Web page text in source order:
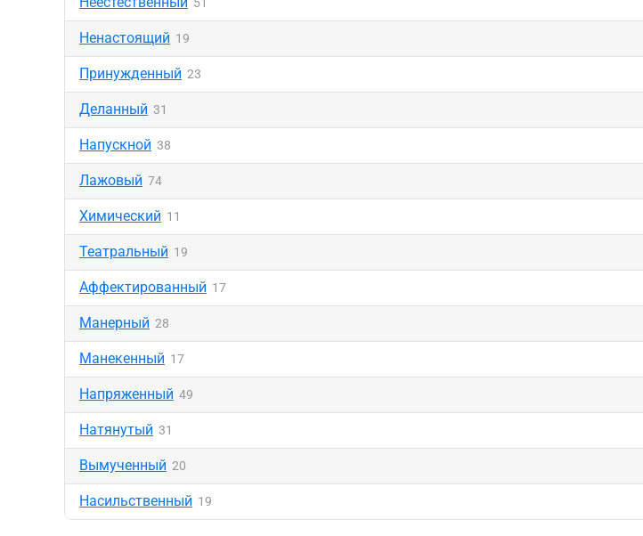
Ненастоящий 19
Принужденный 23
Деланный 31
Напускной 38
Лажовый 74
Химический 11
Театральный 19
Аффектированный 17
Манерный 28
Манекенный 17
Напряженный 49
Натянутый 31
Вымученный 20
Насильственный 19